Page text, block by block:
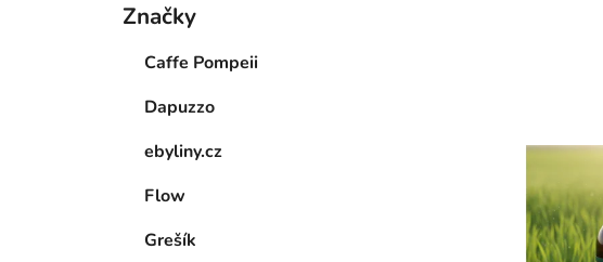
Značky
Caffe Pompeii
Dapuzzo
ebyliny.cz
Flow
Grešík